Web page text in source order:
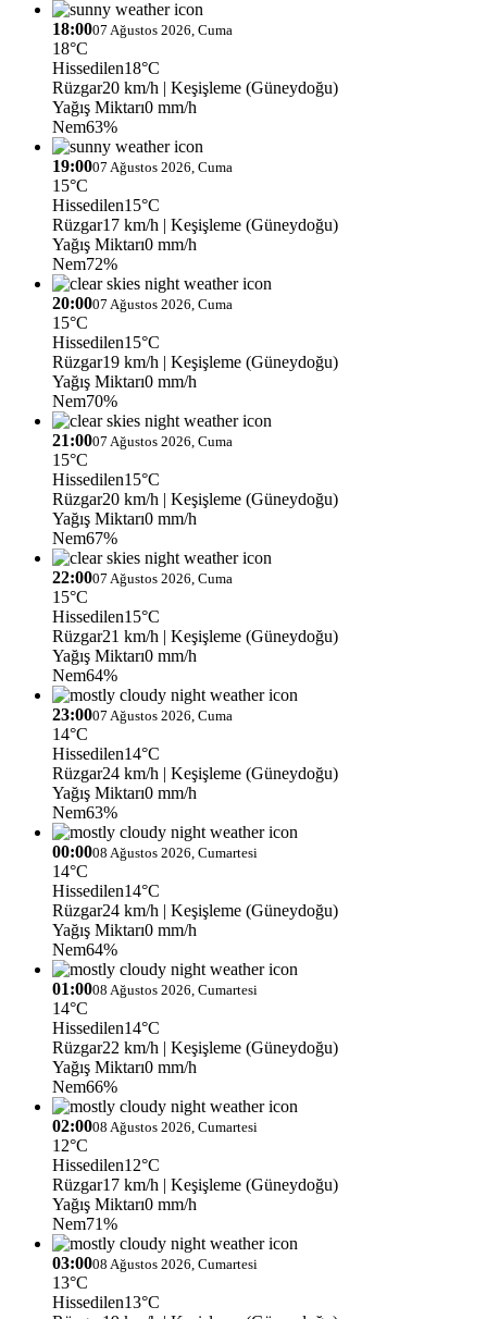
18:0007 Ağustos 2026, Cuma
18°C
Hissedilen18°C
Rüzgar20 km/h | Keşişleme (Güneydoğu)
Yağış Miktarı0 mm/h
Nem63%
19:0007 Ağustos 2026, Cuma
15°C
Hissedilen15°C
Rüzgar17 km/h | Keşişleme (Güneydoğu)
Yağış Miktarı0 mm/h
Nem72%
20:0007 Ağustos 2026, Cuma
15°C
Hissedilen15°C
Rüzgar19 km/h | Keşişleme (Güneydoğu)
Yağış Miktarı0 mm/h
Nem70%
21:0007 Ağustos 2026, Cuma
15°C
Hissedilen15°C
Rüzgar20 km/h | Keşişleme (Güneydoğu)
Yağış Miktarı0 mm/h
Nem67%
22:0007 Ağustos 2026, Cuma
15°C
Hissedilen15°C
Rüzgar21 km/h | Keşişleme (Güneydoğu)
Yağış Miktarı0 mm/h
Nem64%
23:0007 Ağustos 2026, Cuma
14°C
Hissedilen14°C
Rüzgar24 km/h | Keşişleme (Güneydoğu)
Yağış Miktarı0 mm/h
Nem63%
00:0008 Ağustos 2026, Cumartesi
14°C
Hissedilen14°C
Rüzgar24 km/h | Keşişleme (Güneydoğu)
Yağış Miktarı0 mm/h
Nem64%
01:0008 Ağustos 2026, Cumartesi
14°C
Hissedilen14°C
Rüzgar22 km/h | Keşişleme (Güneydoğu)
Yağış Miktarı0 mm/h
Nem66%
02:0008 Ağustos 2026, Cumartesi
12°C
Hissedilen12°C
Rüzgar17 km/h | Keşişleme (Güneydoğu)
Yağış Miktarı0 mm/h
Nem71%
03:0008 Ağustos 2026, Cumartesi
13°C
Hissedilen13°C